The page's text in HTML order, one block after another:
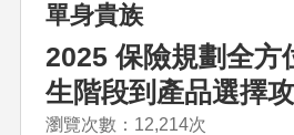
單身貴族
2025 保險規劃全方
生階段到產品選擇
瀏覽次數：12,214次